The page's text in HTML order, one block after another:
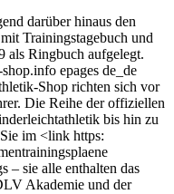
darüber hinaus den
Trainingstagebuch und
als Ringbuch aufgelegt.
epages de_de
Shop richten sich vor
Die Reihe der offiziellen
bis hin zu
im <link https:
– sie alle enthalten das
Akademie und der